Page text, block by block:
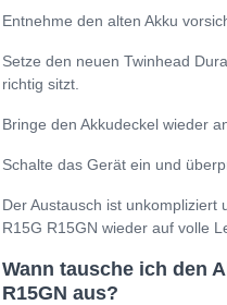
Entnehme den alten Akku
Setze den neuen Twinhead
richtig sitzt.
Bringe den Akkudeckel wieder
Schalte das Gerät ein und
Der Austausch ist unkompliziert
R15G R15GN wieder auf volle
Wann tausche ich den
R15GN aus?